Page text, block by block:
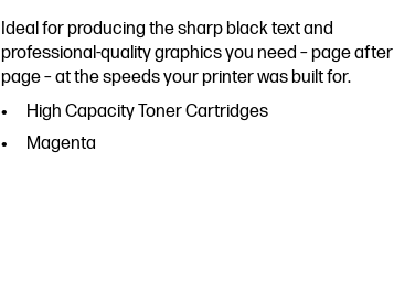
Ideal for producing the sharp black text and
professional-quality graphics you need – page after
page – at the speeds your printer was built for.
High Capacity Toner Cartridges
Magenta